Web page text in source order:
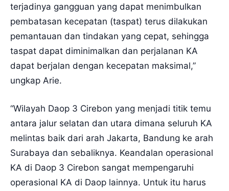
terjadinya gangguan yang dapat menimbulkan
pembatasan kecepatan (taspat) terus dilakukan
pemantauan dan tindakan yang cepat, sehingga
taspat dapat diminimalkan dan perjalanan KA
dapat berjalan dengan kecepatan maksimal,”
ungkap Arie.
“Wilayah Daop 3 Cirebon yang menjadi titik temu
antara jalur selatan dan utara dimana seluruh KA
melintas baik dari arah Jakarta, Bandung ke arah
Surabaya dan sebaliknya. Keandalan operasional
KA di Daop 3 Cirebon sangat mempengaruhi
operasional KA di Daop lainnya. Untuk itu harus